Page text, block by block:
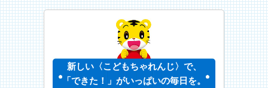
新しい〈こどもちゃれんじ〉で、
「できた！」がいっぱいの毎日を。